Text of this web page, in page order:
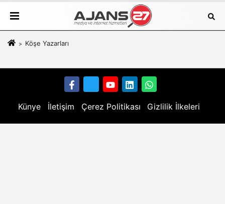
Köşe Yazarları
Künye İletişim Çerez Politikası Gizlilik İlkeleri